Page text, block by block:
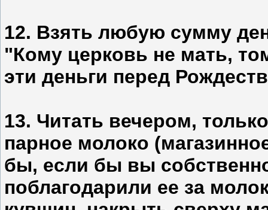
12. Взять любую сумму
"Кому церковь не мать,
эти деньги перед
13. Читать вечером,
парное молоко
бы, если бы вы
поблагодарили ее за